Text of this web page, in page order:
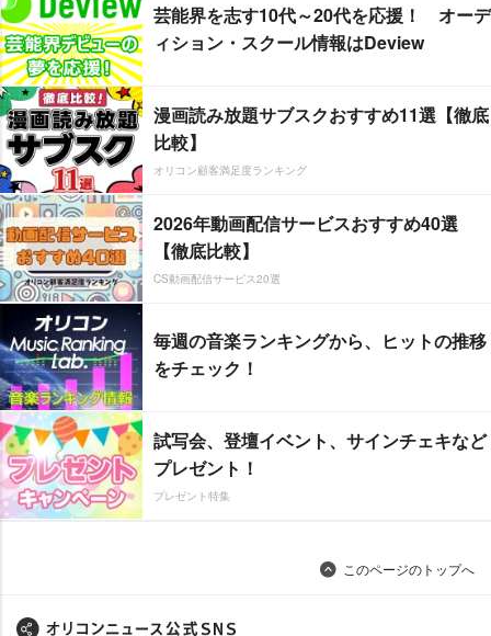
芸能界を志す10代～20代を応援！ オーデ
ィション・スクール情報はDeview
漫画読み放題サブスクおすすめ11選【徹底
比較】
オリコン顧客満足度ランキング
2026年動画配信サービスおすすめ40選
【徹底比較】
CS動画配信サービス20選
毎週の音楽ランキングから、ヒットの推移
をチェック！
試写会、登壇イベント、サインチェキなど
プレゼント！
プレゼント特集
このページのトップへ